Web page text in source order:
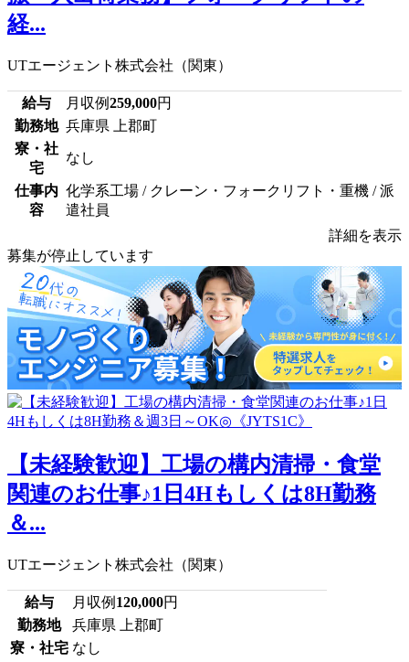
経...
UTエージェント株式会社（関東）
給与 月収例259,000円
勤務地 兵庫県 上郡町
寮・社
宅
なし
仕事内
容
化学系工場 / クレーン・フォークリフト・重機 / 派
遣社員
詳細を表示
募集が停止しています
【未経験歓迎】工場の構内清掃・食堂
関連のお仕事♪1日4Hもしくは8H勤務
＆...
UTエージェント株式会社（関東）
給与 月収例 120,000円
勤務地
兵庫県 上郡町
寮・社宅 なし